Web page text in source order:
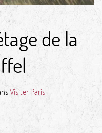
de la
Visiter Paris